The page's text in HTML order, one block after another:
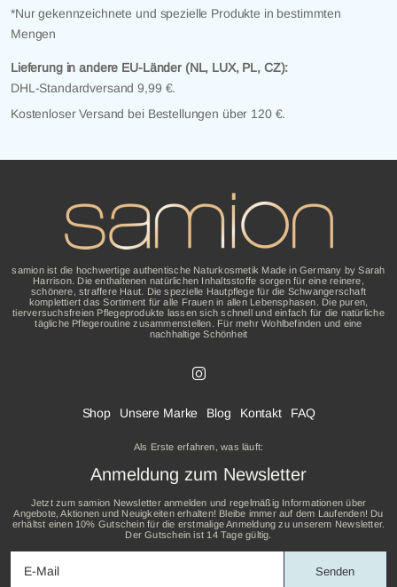
*Nur gekennzeichnete und spezielle Produkte in bestimmten
Mengen
Lieferung in andere EU-Länder (NL, LUX, PL, CZ):
DHL-Standardversand 9,99 €.
Kostenloser Versand bei Bestellungen über 120 €.
samion ist die hochwertige authentische Naturkosmetik Made in Germany by Sarah
Harrison. Die enthaltenen natürlichen Inhaltsstoffe sorgen für eine reinere,
schönere, straffere Haut. Die spezielle Hautpflege für die Schwangerschaft
komplettiert das Sortiment für alle Frauen in allen Lebensphasen. Die puren,
tierversuchsfreien Pflegeprodukte lassen sich schnell und einfach für die natürliche
tägliche Pflegeroutine zusammenstellen. Für mehr Wohlbefinden und eine
nachhaltige Schönheit
Shop Unsere Marke Blog Kontakt FAQ
Als Erste erfahren, was läuft:
Anmeldung zum Newsletter
Jetzt zum samion Newsletter anmelden und regelmäßig Informationen über
Angebote, Aktionen und Neuigkeiten erhalten! Bleibe immer auf dem Laufenden! Du
erhältst einen 10% Gutschein für die erstmalige Anmeldung zu unserem Newsletter.
Der Gutschein ist 14 Tage gültig.